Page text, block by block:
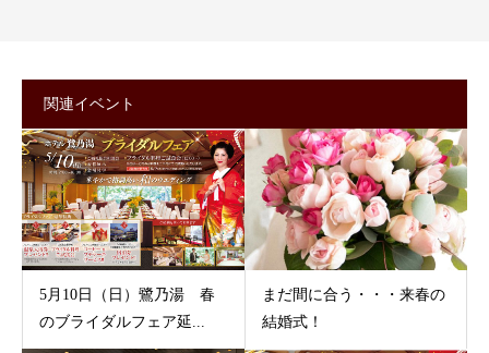
関連イベント
5月10日（日）鷺乃湯 春
のブライダルフェア延...
まだ間に合う・・・来春の
結婚式！